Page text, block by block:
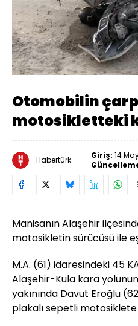
Sesi
Aç
Yüklendi:
52.98%
Otomobilin
motosikletteki
Habertürk Giriş: 14
Manisanın Alaşehir
motosikletin sürücüsü ile
M.A. (61) idaresindeki 45
Alaşehir-Kula kara
yakınında Davut Eroğlu
plakalı sepetli